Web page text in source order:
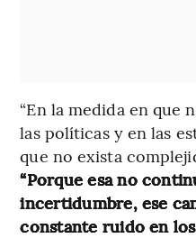
“En la medida en que
las políticas y en las
que no exista
“Porque esa no
incertidumbre, ese
constante ruido en los